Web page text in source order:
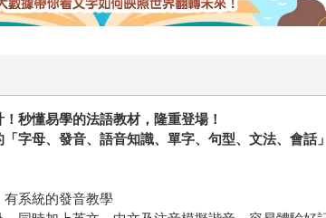
秒懂易學的法語教材，隆重登場！
字母、發音、語音知識、單字、句型、文法、會話」
有系統的發音教學